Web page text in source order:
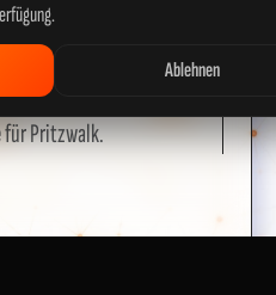
schnell – so
Pritzwalk.
Ablehnen